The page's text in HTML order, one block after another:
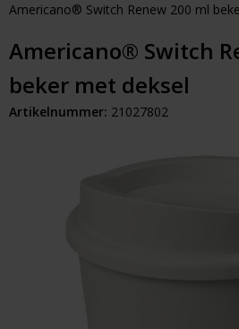
Kleding & Textiel
Tassen & Reizen
Elektronica & Gadgets
Pasen
Kerst
Eindejaarsgeschenken
Moleskine
Alle merken
Americano® Switch Renew 200 ml
Americano® Switch
beker met deksel
Artikelnummer: 21027802